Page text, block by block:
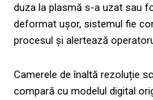
duza la plasmă s-a uzat sau
deformat ușor, sistemul fie
procesul și alertează
Camerele de înaltă rezoluție
compară cu modelul digital